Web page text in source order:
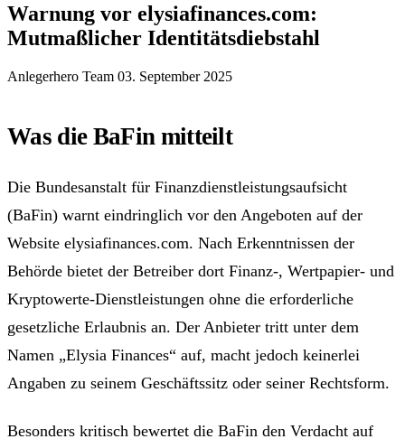
Warnung vor elysiafinances.com:
Mutmaßlicher Identitätsdiebstahl
Anlegerhero Team 03. September 2025
Was die BaFin mitteilt
Die Bundesanstalt für Finanzdienstleistungsaufsicht
(BaFin) warnt eindringlich vor den Angeboten auf der
Website elysiafinances.com. Nach Erkenntnissen der
Behörde bietet der Betreiber dort Finanz-, Wertpapier- und
Kryptowerte-Dienstleistungen ohne die erforderliche
gesetzliche Erlaubnis an. Der Anbieter tritt unter dem
Namen „Elysia Finances“ auf, macht jedoch keinerlei
Angaben zu seinem Geschäftssitz oder seiner Rechtsform.
Besonders kritisch bewertet die BaFin den Verdacht auf